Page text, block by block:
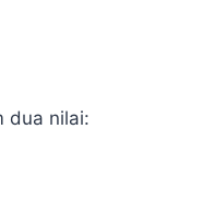
dua nilai: